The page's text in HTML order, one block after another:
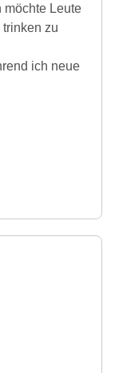
möchte Leute
zu
ich neue